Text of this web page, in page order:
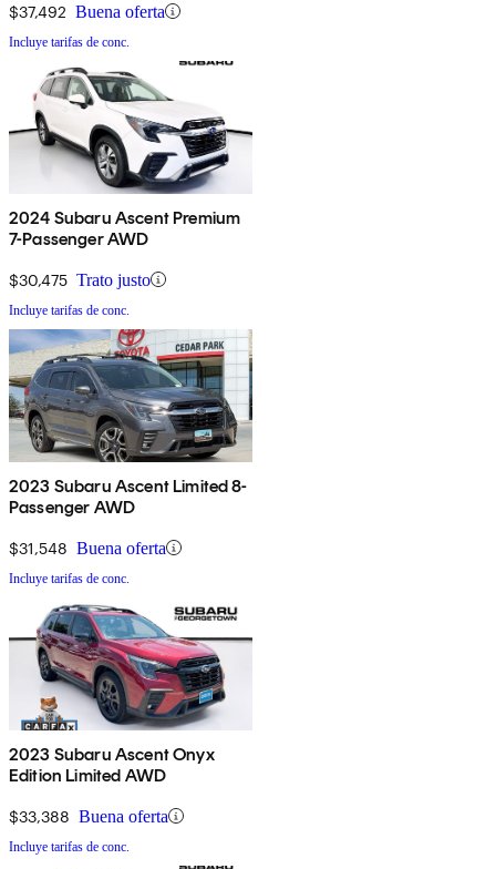
$37,492 Buena oferta
Incluye tarifas de conc.
2024 Subaru Ascent Premium
7-Passenger AWD
$30,475 Trato justo
Incluye tarifas de conc.
2023 Subaru Ascent Limited 8-
Passenger AWD
$31,548 Buena oferta
Incluye tarifas de conc.
2023 Subaru Ascent Onyx
Edition Limited AWD
$33,388 Buena oferta
Incluye tarifas de conc.